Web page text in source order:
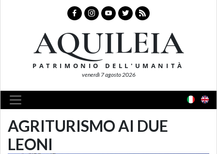
AQUILEIA
PATRIMONIO DELL'UMANITÀ
venerdì 7 agosto 2026
AGRITURISMO AI DUE
LEONI